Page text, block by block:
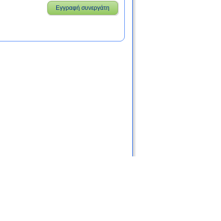
Εγγραφή συνεργάτη